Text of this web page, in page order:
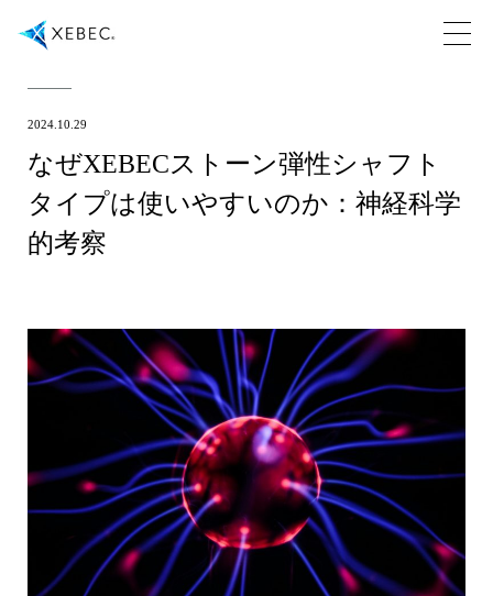
2024.10.29
なぜXEBECストーン弾性シャフト
タイプは使いやすいのか：神経科学
的考察